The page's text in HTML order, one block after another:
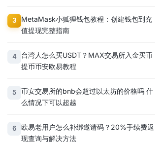
3
MetaMask小狐狸钱包教程：创建钱包到充
值提现完整指南
4
台湾人怎么买USDT？MAX交易所入金买币
提币币安欧易教程
5
币安交易所的bnb会超过以太坊的价格吗 什
么情况下可以超越
6
欧易老用户怎么补绑邀请码？20%手续费返
现查询与解决方法